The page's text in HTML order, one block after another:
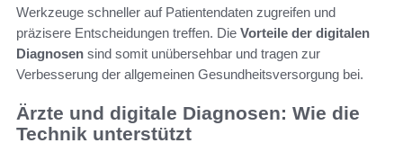
Werkzeuge schneller auf Patientendaten zugreifen und
präzisere Entscheidungen treffen. Die Vorteile der digitalen
Diagnosen sind somit unübersehbar und tragen zur
Verbesserung der allgemeinen Gesundheitsversorgung bei.
Ärzte und digitale Diagnosen: Wie die
Technik unterstützt